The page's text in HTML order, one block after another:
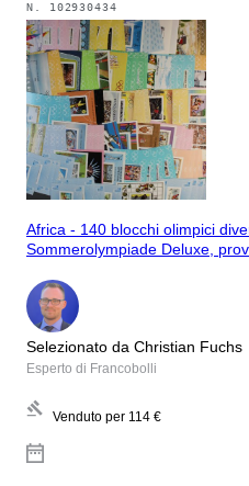
N. 102930434
Africa - 140 blocchi olimpici diversi, tra cui Winter- und
Sommerolympiade Deluxe,
Selezionato da Christian Fuchs
Esperto di Francobolli
Venduto per 114 €